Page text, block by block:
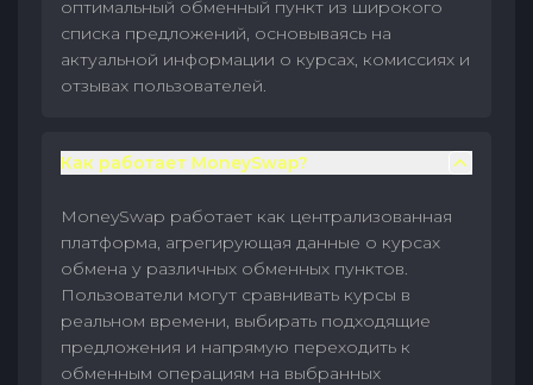
оптимальный обменный пункт из широкого
списка предложений, основываясь на
актуальной информации о курсах, комиссиях и
отзывах пользователей.
Как работает MoneySwap?
MoneySwap работает как централизованная
платформа, агрегирующая данные о курсах
обмена у различных обменных пунктов.
Пользователи могут сравнивать курсы в
реальном времени, выбирать подходящие
предложения и напрямую переходить к
обменным операциям на выбранных